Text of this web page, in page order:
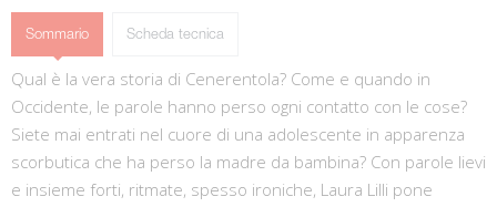
Sommario Scheda tecnica
Qual è la vera storia di Cenerentola? Come e quando in
Occidente, le parole hanno perso ogni contatto con le cose?
Siete mai entrati nel cuore di una adolescente in apparenza
scorbutica che ha perso la madre da bambina? Con parole lievi
e insieme forti, ritmate, spesso ironiche, Laura Lilli pone